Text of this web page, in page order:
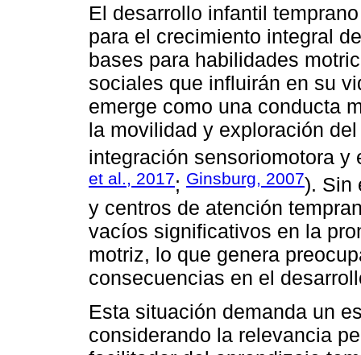
El desarrollo infantil
para el crecimiento integral
bases para habilidades
sociales que influirán en su
emerge como una conducta
la movilidad y exploración
integración sensoriomotora y
et al., 2017; Ginsburg, 2007). Sin
y centros de atención
vacíos significativos en la
motriz, lo que genera
consecuencias en el
Esta situación demanda un
considerando la relevancia